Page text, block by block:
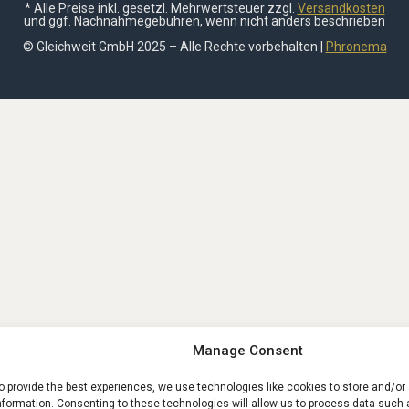
Manage Consent
provide the best experiences, we use technologies like cookies to store and/
Consenting to these technologies will allow us to process data such
* Alle Preise inkl. gesetzl. Mehrwertsteuer zzgl. Versandkosten
und ggf. Nachnahmegebühren, wenn nicht anders beschrieben
© Gleichweit GmbH 2025 – Alle Rechte vorbehalten |
Phronema